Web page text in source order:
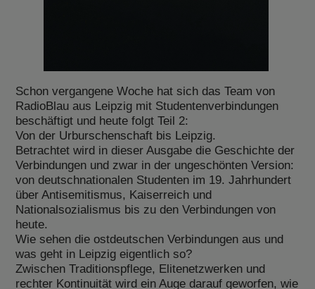
Schon vergangene Woche hat sich das Team von
RadioBlau aus Leipzig mit Studentenverbindungen
beschäftigt und heute folgt Teil 2:
Von der Urburschenschaft bis Leipzig.
Betrachtet wird in dieser Ausgabe die Geschichte der
Verbindungen und zwar in der ungeschönten Version:
von deutschnationalen Studenten im 19. Jahrhundert
über Antisemitismus, Kaiserreich und
Nationalsozialismus bis zu den Verbindungen von
heute.
Wie sehen die ostdeutschen Verbindungen aus und
was geht in Leipzig eigentlich so?
Zwischen Traditionspflege, Elitenetzwerken und
rechter Kontinuität wird ein Auge darauf geworfen, wie